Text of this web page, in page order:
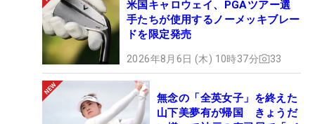
米国キャロウェイ、PGAツアー選
手たちが使用するノーメッキブレー
ドを限定発売
2026年8月6日 (木) 10時37分 33
無念の「全英女子」を終えた
山下美夢有が帰国 きょうだ